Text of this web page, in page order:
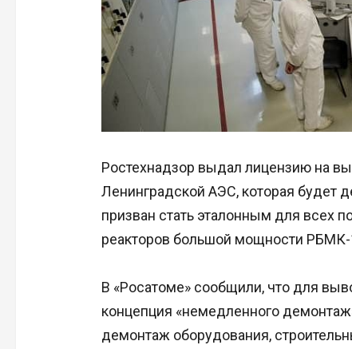
Ростехнадзор выдал лицензию на
Ленинградской АЭС, которая будет
призван стать эталонным для всех
реакторов большой мощности РБМК-
В «Росатоме» сообщили, что для
концепция «немедленного
демонтаж оборудования,